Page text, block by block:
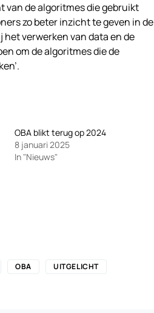
van de algoritmes die gebruikt
zo beter inzicht te geven in de
verwerken van data en de
om de algoritmes die de
OBA blikt terug op 2024
8 januari 2025
In "Nieuws"
OBA UITGELICHT